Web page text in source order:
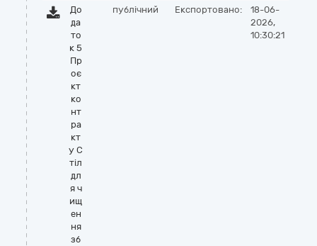
До
да
то
к 5
Пр
оє
кт
ко
нт
ра
кт
у С
тіл
дл
я ч
ищ
ен
ня
зб
публічний Експортовано:
18-06-
2026,
10:30:21